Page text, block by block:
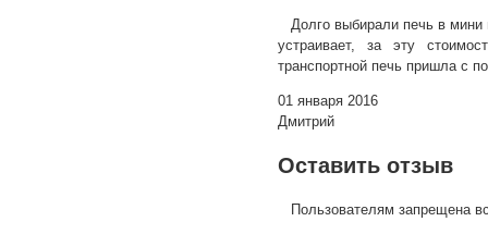
Долго выбирали печь в
устраивает, за эту
транспортной печь пришла с
01 января 2016
Дмитрий
Оставить отзыв
Пользователям запрещена